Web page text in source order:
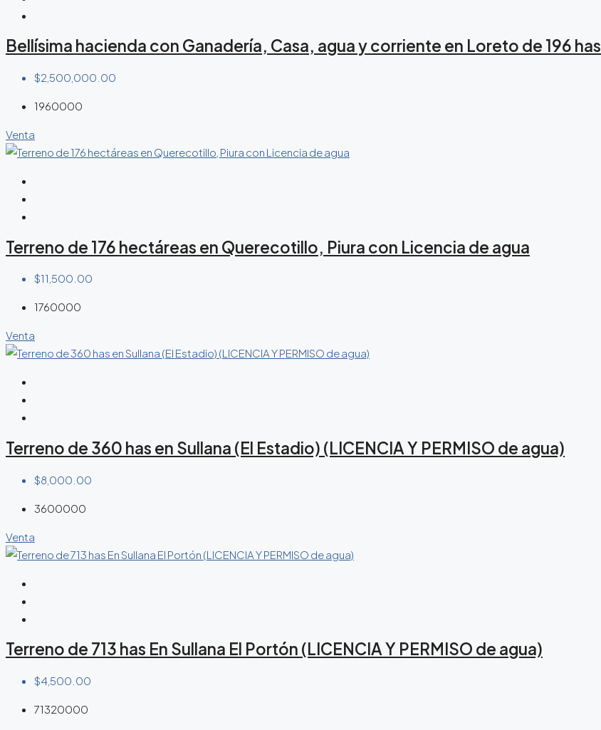
Bellísima hacienda con Ganadería, Casa, agua y corriente en Loreto de 196 has
$2,500,000.00
1960000
Venta
Terreno de 176 hectáreas en Querecotillo, Piura con Licencia de agua
$11,500.00
1760000
Venta
Terreno de 360 has en Sullana (El Estadio) (LICENCIA Y PERMISO de agua)
$8,000.00
3600000
Venta
Terreno de 713 has En Sullana El Portón (LICENCIA Y PERMISO de agua)
$4,500.00
71320000